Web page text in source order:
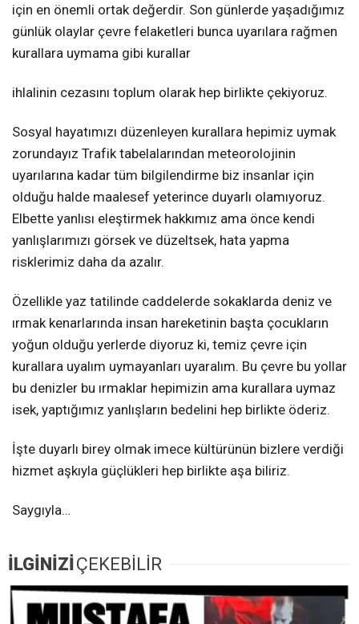
için en önemli ortak değerdir. Son günlerde yaşadığımız
günlük olaylar çevre felaketleri bunca uyarılara rağmen
kurallara uymama gibi kurallar
ihlalinin cezasını toplum olarak hep birlikte çekiyoruz.
Sosyal hayatımızı düzenleyen kurallara hepimiz uymak
zorundayız Trafik tabelalarından meteorolojinin
uyarılarına kadar tüm bilgilendirme biz insanlar için
olduğu halde maalesef yeterince duyarlı olamıyoruz.
Elbette yanlısı eleştirmek hakkımız ama önce kendi
yanlışlarımızı görsek ve düzeltsek, hata yapma
risklerimiz daha da azalır.
Özellikle yaz tatilinde caddelerde sokaklarda deniz ve
ırmak kenarlarında insan hareketinin başta çocukların
yoğun olduğu yerlerde diyoruz ki, temiz çevre için
kurallara uyalım uymayanları uyaralım. Bu çevre bu yollar
bu denizler bu ırmaklar hepimizin ama kurallara uymaz
isek, yaptığımız yanlışların bedelini hep birlikte öderiz.
İşte duyarlı birey olmak imece kültürünün bizlere verdiği
hizmet aşkıyla güçlükleri hep birlikte aşa biliriz.
Saygıyla…
İLGİNİZİ ÇEKEBİLİR